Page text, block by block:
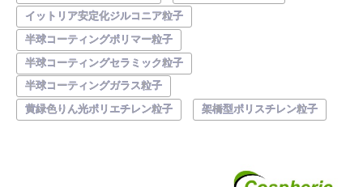
イットリア安定化ジルコニア粒子
半球コーティングポリマー粒子
半球コーティングセラミック粒子
半球コーティングガラス粒子
黄緑色りん光ポリエチレン粒子
架橋型ポリスチレン粒子